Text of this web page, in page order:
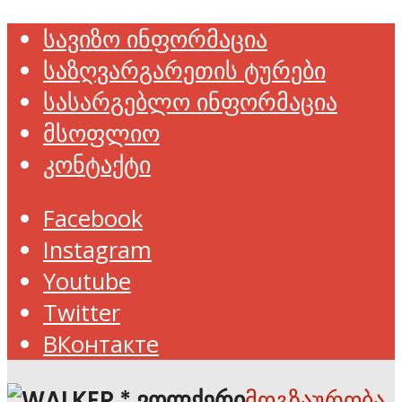
სავიზო ინფორმაცია
საზღვარგარეთის ტურები
სასარგებლო ინფორმაცია
მსოფლიო
კონტაქტი
Facebook
Instagram
Youtube
Twitter
ВКонтакте